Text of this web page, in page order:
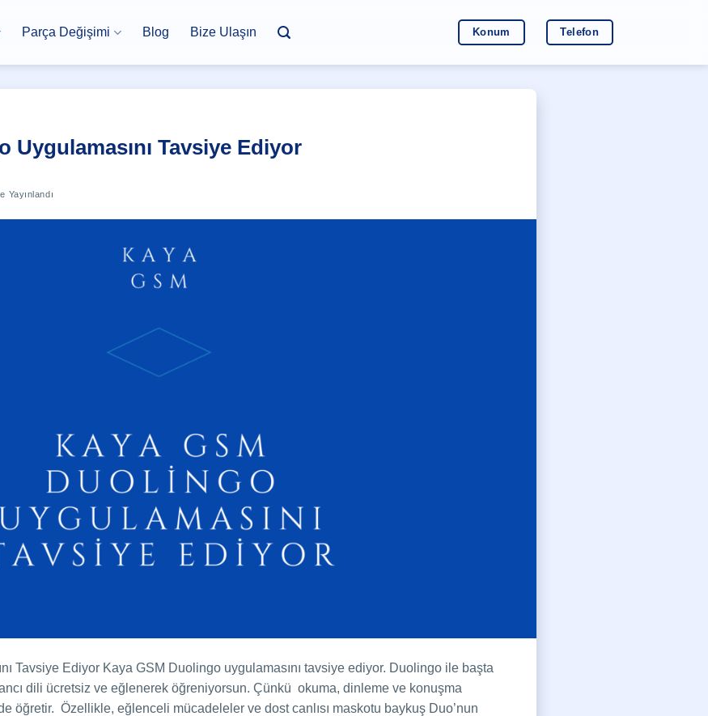
Parça Değişimi Blog Bize Ulaşın Konum Telefon
Uygulamasını Tavsiye Ediyor
Yayınlandı
Tavsiye Ediyor Kaya GSM Duolingo uygulamasını tavsiye ediyor. Duolingo ile başta
dili ücretsiz ve eğlenerek öğreniyorsun. Çünkü okuma, dinleme ve konuşma
öğretir. Özellikle, eğlenceli mücadeleler ve dost canlısı maskotu baykuş Duo’nun